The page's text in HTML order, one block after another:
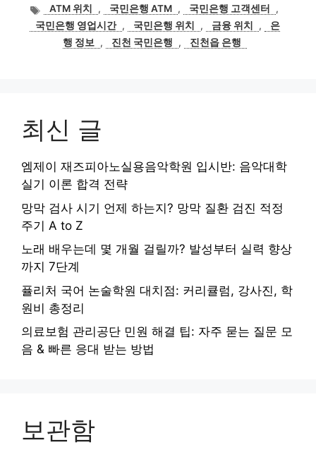
태
그
ATM 위치 , 국민은행 ATM , 국민은행 고객센터
,
국민은행 영업시간 , 국민은행 위치 , 금융 위치 ,
은
행 정보
, 진천 국민은행 , 진천읍 은행
최신 글
엠제이 재즈피아노실용음악학원 입시반: 음악대학
실기 이론 합격 전략
망막 검사 시기 언제 하는지? 망막 질환 검진 적정
주기 A to Z
노래 배우는데 몇 개월 걸릴까? 발성부터 실력 향상
까지 7단계
퓰리처 국어 논술학원 대치점: 커리큘럼, 강사진, 학
원비 총정리
의료보험 관리공단 민원 해결 팁: 자주 묻는 질문 모
음 & 빠른 응대 받는 방법
보관함